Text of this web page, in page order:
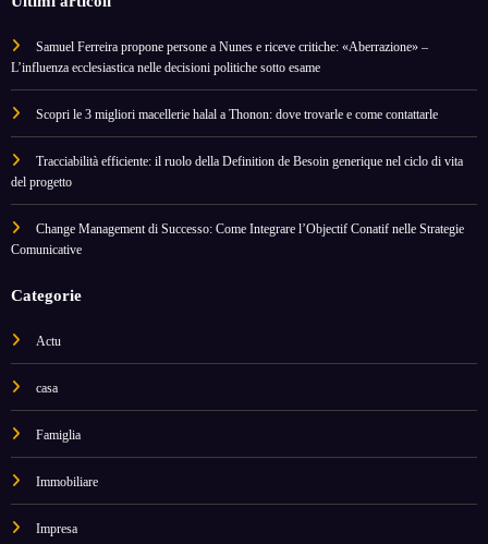
Samuel Ferreira propone persone a Nunes e riceve critiche: «Aberrazione» –
L’influenza ecclesiastica nelle decisioni politiche sotto esame
Scopri le 3 migliori macellerie halal a Thonon: dove trovarle e come contattarle
Tracciabilità efficiente: il ruolo della Definition de Besoin generique nel ciclo di vita
del progetto
Change Management di Successo: Come Integrare l’Objectif Conatif nelle Strategie
Comunicative
Categorie
Actu
casa
Famiglia
Immobiliare
Impresa